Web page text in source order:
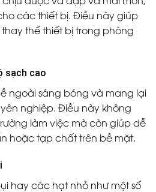
các thiết bị. Điều này giúp
thế thiết bị trong phòng
sạch cao
ngoài sáng bóng và mang lại
nghiệp. Điều này không
làm việc mà còn giúp dễ
hoặc tạp chất trên bề mặt.
hay các hạt nhỏ như một số